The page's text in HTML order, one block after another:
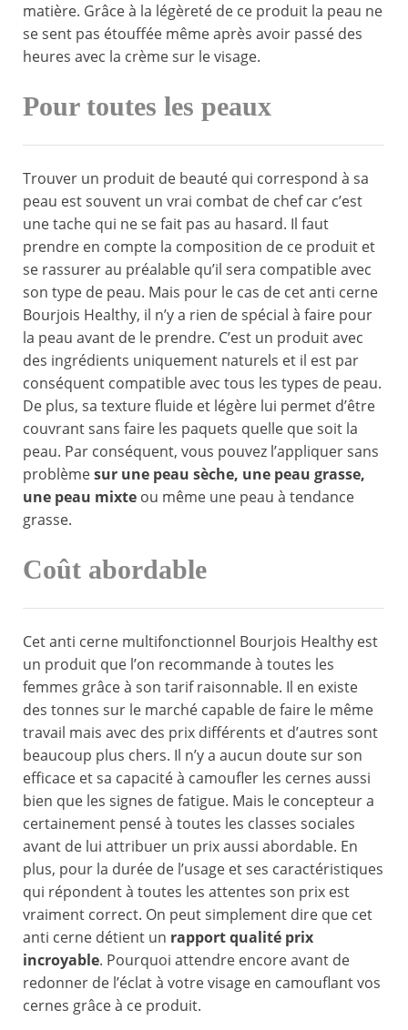
matière. Grâce à la légèreté de ce produit la peau ne
se sent pas étouffée même après avoir passé des
heures avec la crème sur le visage.
Pour toutes les peaux
Trouver un produit de beauté qui correspond à sa
peau est souvent un vrai combat de chef car c’est
une tache qui ne se fait pas au hasard. Il faut
prendre en compte la composition de ce produit et
se rassurer au préalable qu’il sera compatible avec
son type de peau. Mais pour le cas de cet anti cerne
Bourjois Healthy, il n’y a rien de spécial à faire pour
la peau avant de le prendre. C’est un produit avec
des ingrédients uniquement naturels et il est par
conséquent compatible avec tous les types de peau.
De plus, sa texture fluide et légère lui permet d’être
couvrant sans faire les paquets quelle que soit la
peau. Par conséquent, vous pouvez l’appliquer sans
problèmesur une peau sèche, une peau grasse,
une peau mixte ou même une peau à tendance
grasse.
Coût abordable
Cet anti cerne multifonctionnel Bourjois Healthy est
un produit que l’on recommande à toutes les
femmes grâce à son tarif raisonnable. Il en existe
des tonnes sur le marché capable de faire le même
travail mais avec des prix différents et d’autres sont
beaucoup plus chers. Il n’y a aucun doute sur son
efficace et sa capacité à camoufler les cernes aussi
bien que les signes de fatigue. Mais le concepteur a
certainement pensé à toutes les classes sociales
avant de lui attribuer un prix aussi abordable. En
plus, pour la durée de l’usage et ses caractéristiques
qui répondent à toutes les attentes son prix est
vraiment correct. On peut simplement dire que cet
anti cerne détient un rapport qualité prix
incroyable. Pourquoi attendre encore avant de
redonner de l’éclat à votre visage en camouflant vos
cernes grâce à ce produit.